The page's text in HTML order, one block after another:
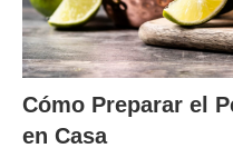
Cómo Preparar el
en Casa